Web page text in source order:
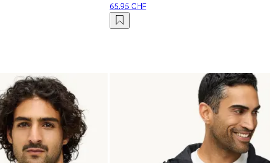
65.95 CHF